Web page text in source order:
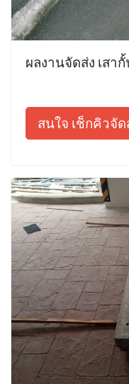
ผลงานจัดส่ง เสา
สนใจ เช็กคิวจัด